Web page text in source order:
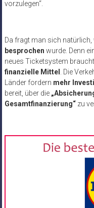
vorzulegen“.
Da fragt man sich
besprochen wurde. Denn
neues Ticketsystem
finanzielle Mittel
. Die
Länder fordern mehr
bereit, über die
Gesamtfinanzierung“zu